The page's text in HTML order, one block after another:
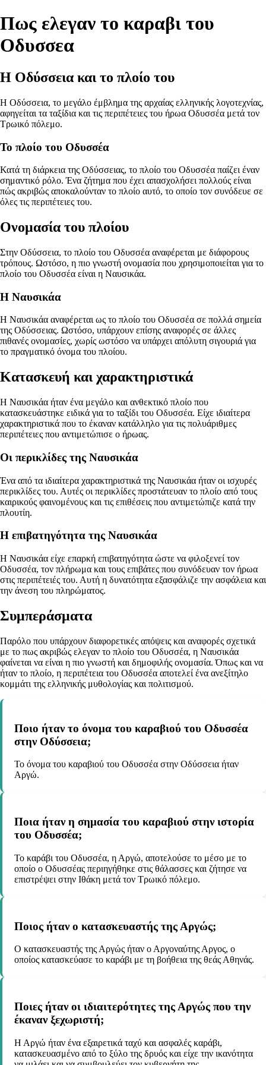
Πως ελεγαν το καραβι του
Οδυσσεα
Η Οδύσσεια και το πλοίο του
Η Οδύσσεια, το μεγάλο έμβλημα της αρχαίας ελληνικής λογοτεχνίας,
αφηγείται τα ταξίδια και τις περιπέτειες του ήρωα Οδυσσέα μετά τον
Τρωικό πόλεμο.
Το πλοίο του Οδυσσέα
Κατά τη διάρκεια της Οδύσσειας, το πλοίο του Οδυσσέα παίζει έναν
σημαντικό ρόλο. Ένα ζήτημα που έχει απασχολήσει πολλούς είναι
πώς ακριβώς αποκαλούνταν το πλοίο αυτό, το οποίο τον συνόδευε σε
όλες τις περιπέτειες του.
Ονομασία του πλοίου
Στην Οδύσσεια, το πλοίο του Οδυσσέα αναφέρεται με διάφορους
τρόπους. Ωστόσο, η πιο γνωστή ονομασία που χρησιμοποιείται για το
πλοίο του Οδυσσέα είναι η Ναυσικάα.
Η Ναυσικάα
Η Ναυσικάα αναφέρεται ως το πλοίο του Οδυσσέα σε πολλά σημεία
της Οδύσσειας. Ωστόσο, υπάρχουν επίσης αναφορές σε άλλες
πιθανές ονομασίες, χωρίς ωστόσο να υπάρχει απόλυτη σιγουριά για
το πραγματικό όνομα του πλοίου.
Κατασκευή και χαρακτηριστικά
Η Ναυσικάα ήταν ένα μεγάλο και ανθεκτικό πλοίο που
κατασκευάστηκε ειδικά για το ταξίδι του Οδυσσέα. Είχε ιδιαίτερα
χαρακτηριστικά που το έκαναν κατάλληλο για τις πολυάριθμες
περιπέτειες που αντιμετώπισε ο ήρωας.
Οι περικλίδες της Ναυσικάα
Ένα από τα ιδιαίτερα χαρακτηριστικά της Ναυσικάα ήταν οι ισχυρές
περικλίδες του. Αυτές οι περικλίδες προστάτευαν το πλοίο από τους
καιρικούς φαινομένους και τις επιθέσεις που αντιμετώπιζε κατά την
πλουτίη.
Η επιβατηγότητα της Ναυσικάα
Η Ναυσικάα είχε επαρκή επιβατηγότητα ώστε να φιλοξενεί τον
Οδυσσέα, τον πλήρωμα και τους επιβάτες που συνόδευαν τον ήρωα
στις περιπέτειές του. Αυτή η δυνατότητα εξασφάλιζε την ασφάλεια και
την άνεση του πληρώματος.
Συμπεράσματα
Παρόλο που υπάρχουν διαφορετικές απόψεις και αναφορές σχετικά
με το πως ακριβώς ελεγαν το πλοίο του Οδυσσέα, η Ναυσικάα
φαίνεται να είναι η πιο γνωστή και δημοφιλής ονομασία. Όπως και να
ήταν το πλοίο, η περιπέτεια του Οδυσσέα αποτελεί ένα ανεξίτηλο
κομμάτι της ελληνικής μυθολογίας και πολιτισμού.
Ποιο ήταν το όνομα του καραβιού του Οδυσσέα
στην Οδύσσεια;
Το όνομα του καραβιού του Οδυσσέα στην Οδύσσεια ήταν
Αργώ.
Ποια ήταν η σημασία του καραβιού στην ιστορία
του Οδυσσέα;
Το καράβι του Οδυσσέα, η Αργώ, αποτελούσε το μέσο με το
οποίο ο Οδυσσέας περιηγήθηκε στις θάλασσες και ζήτησε να
επιστρέψει στην Ιθάκη μετά τον Τρωικό πόλεμο.
Ποιος ήταν ο κατασκευαστής της Αργώς;
Ο κατασκευαστής της Αργώς ήταν ο Αργοναύτης Αργος, ο
οποίος κατασκεύασε το καράβι με τη βοήθεια της θεάς Αθηνάς.
Ποιες ήταν οι ιδιαιτερότητες της Αργώς που την
έκαναν ξεχωριστή;
Η Αργώ ήταν ένα εξαιρετικά ταχύ και ασφαλές καράβι,
κατασκευασμένο από το ξύλο της δρυός και είχε την ικανότητα